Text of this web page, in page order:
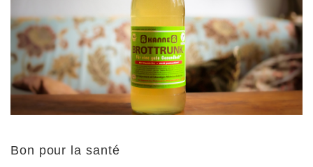
Bon pour la santé